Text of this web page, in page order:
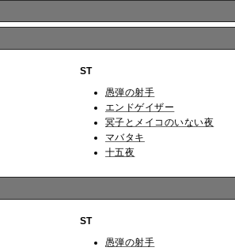
ST
愚弾の射手
エンドゲイザー
冥子とメイコのいない夜
マバタキ
十五夜
ST
愚弾の射手